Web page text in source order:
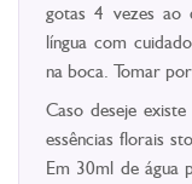
gotas 4 vezes ao
língua com
na boca. Tomar
Caso deseje
essências florais
Em 30ml de água